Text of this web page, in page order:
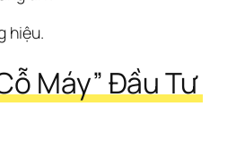
hiệu.
Máy” Đầu Tư